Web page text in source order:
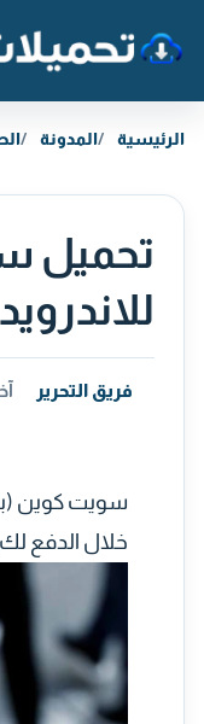
الرئيسية المدونة
للاندرويد
فريق التحرير
خلال الدفع